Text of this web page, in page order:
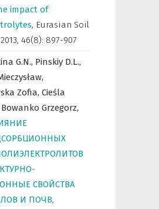
impact of
, Eurasian Soil
2013, 46(8): 897-907
G.N., Pinskiy D.L.,
Zofia, Cieśla
Bowanko Grzegorz,
СВОЙСТВА
И ПОЧВ,